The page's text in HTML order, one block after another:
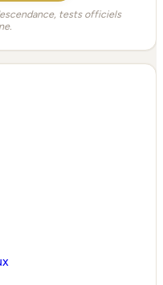
tests officiels